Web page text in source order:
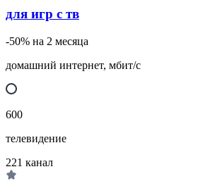
для игр с тв
-50% на 2 месяца
домашний интернет, мбит/с
600
телевидение
221 канал